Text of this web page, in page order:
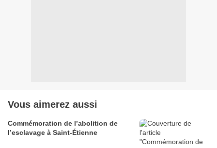
Vous aimerez aussi
Commémoration de l’abolition de
l’esclavage à Saint-Étienne